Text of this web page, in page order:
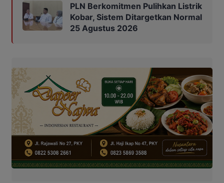
PLN Berkomitmen Pulihkan Listrik
Kobar, Sistem Ditargetkan Normal
25 Agustus 2026